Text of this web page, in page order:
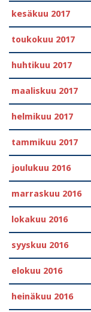
kesäkuu 2017
toukokuu 2017
huhtikuu 2017
maaliskuu 2017
helmikuu 2017
tammikuu 2017
joulukuu 2016
marraskuu 2016
lokakuu 2016
syyskuu 2016
elokuu 2016
heinäkuu 2016